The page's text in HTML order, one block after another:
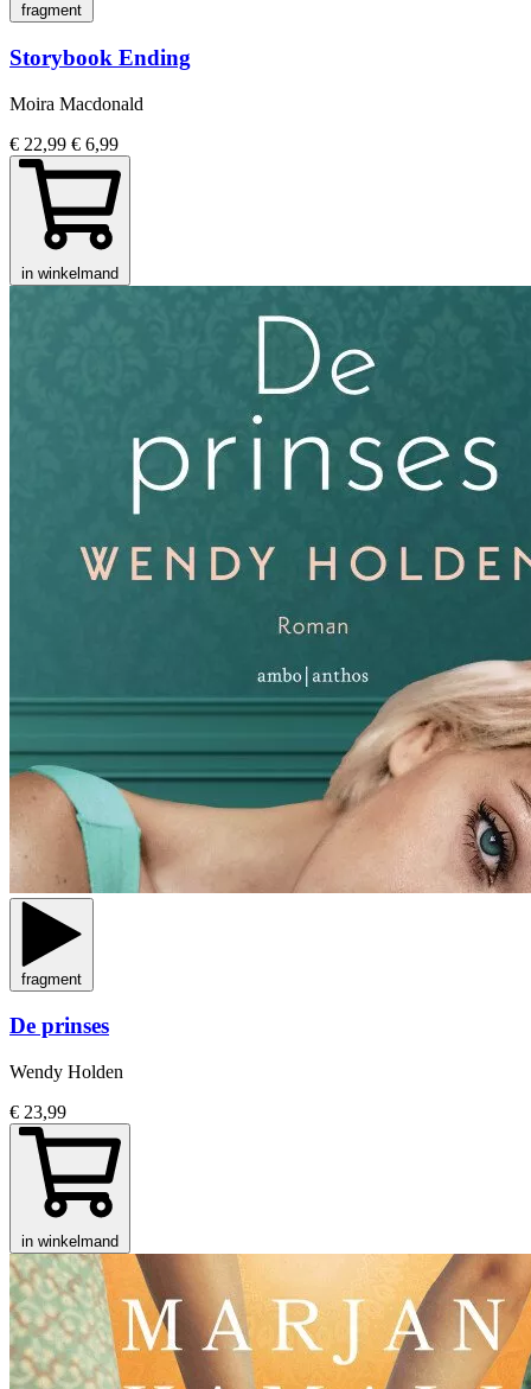
fragment
Storybook Ending
Moira Macdonald
€ 22,99 € 6,99
in winkelmand
fragment
De prinses
Wendy Holden
€ 23,99
in winkelmand